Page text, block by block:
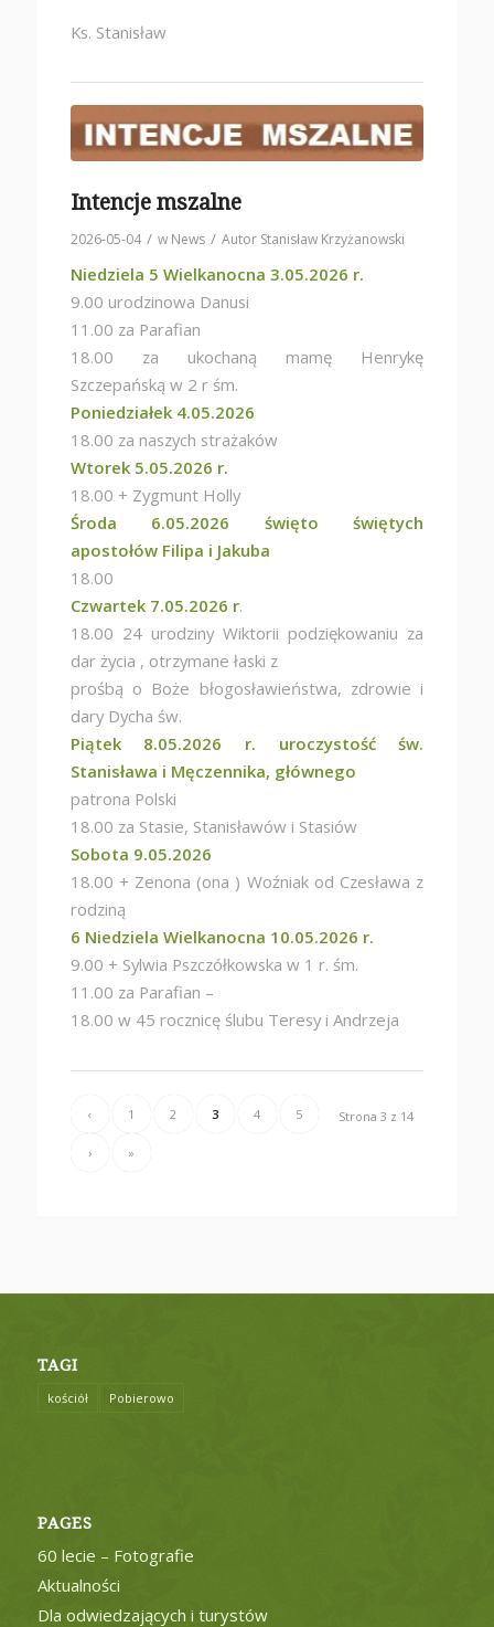
Ks. Stanisław
Intencje mszalne
2026-05-04 / w News / Autor Stanisław Krzyżanowski
Niedziela 5 Wielkanocna 3.05.2026 r.
9.00 urodzinowa Danusi
11.00 za Parafian
18.00 za ukochaną mamę Henrykę
Szczepańską w 2 r śm.
Poniedziałek 4.05.2026
18.00 za naszych strażaków
Wtorek 5.05.2026 r.
18.00 + Zygmunt Holly
Środa 6.05.2026 święto świętych
apostołów Filipa i Jakuba
18.00
Czwartek 7.05.2026 r.
18.00 24 urodziny Wiktorii podziękowaniu za
dar życia , otrzymane łaski z
prośbą o Boże błogosławieństwa, zdrowie i
dary Dycha św.
Piątek 8.05.2026 r. uroczystość św.
Stanisława i Męczennika, głównego
patrona Polski
18.00 za Stasie, Stanisławów i Stasiów
Sobota 9.05.2026
18.00 + Zenona (ona ) Woźniak od Czesława z
rodziną
6 Niedziela Wielkanocna 10.05.2026 r.
9.00 + Sylwia Pszczółkowska w 1 r. śm.
11.00 za Parafian –
18.00 w 45 rocznicę ślubu Teresy i Andrzeja
Strona 3 z 14
‹ 1 2 3 4 5
› »
TAGI
kościół Pobierowo
PAGES
60 lecie – Fotografie
Aktualności
Dla odwiedzających i turystów